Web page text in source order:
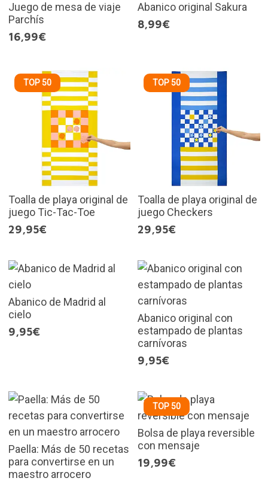
Juego de mesa de viaje
Parchís
16,99€
Abanico original Sakura
8,99€
TOP 50
Toalla de playa original de
juego Tic-Tac-Toe
29,95€
TOP 50
Toalla de playa original de
juego Checkers
29,95€
Abanico de Madrid al
cielo
9,95€
Abanico original con
estampado de plantas
carnívoras
9,95€
Paella: Más de 50 recetas
para convertirse en un
maestro arrocero
TOP 50
Bolsa de playa reversible
con mensaje
19,99€